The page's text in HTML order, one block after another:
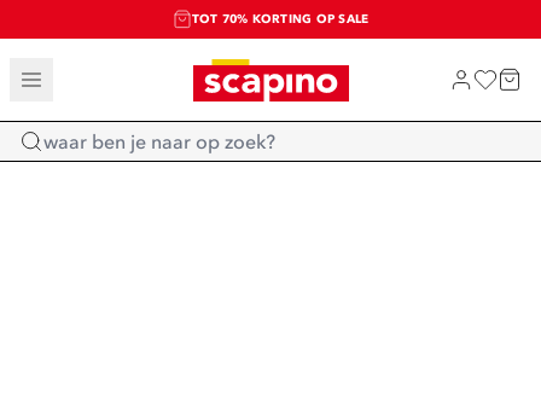
TOT 70% KORTING OP SALE
SALE: LAATSTE KANS!
SHOP NIEUW
Home